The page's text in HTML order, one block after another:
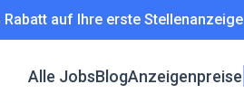
Rabatt auf Ihre erste Stellenanzeige
Alle JobsBlogAnzeigenpreise